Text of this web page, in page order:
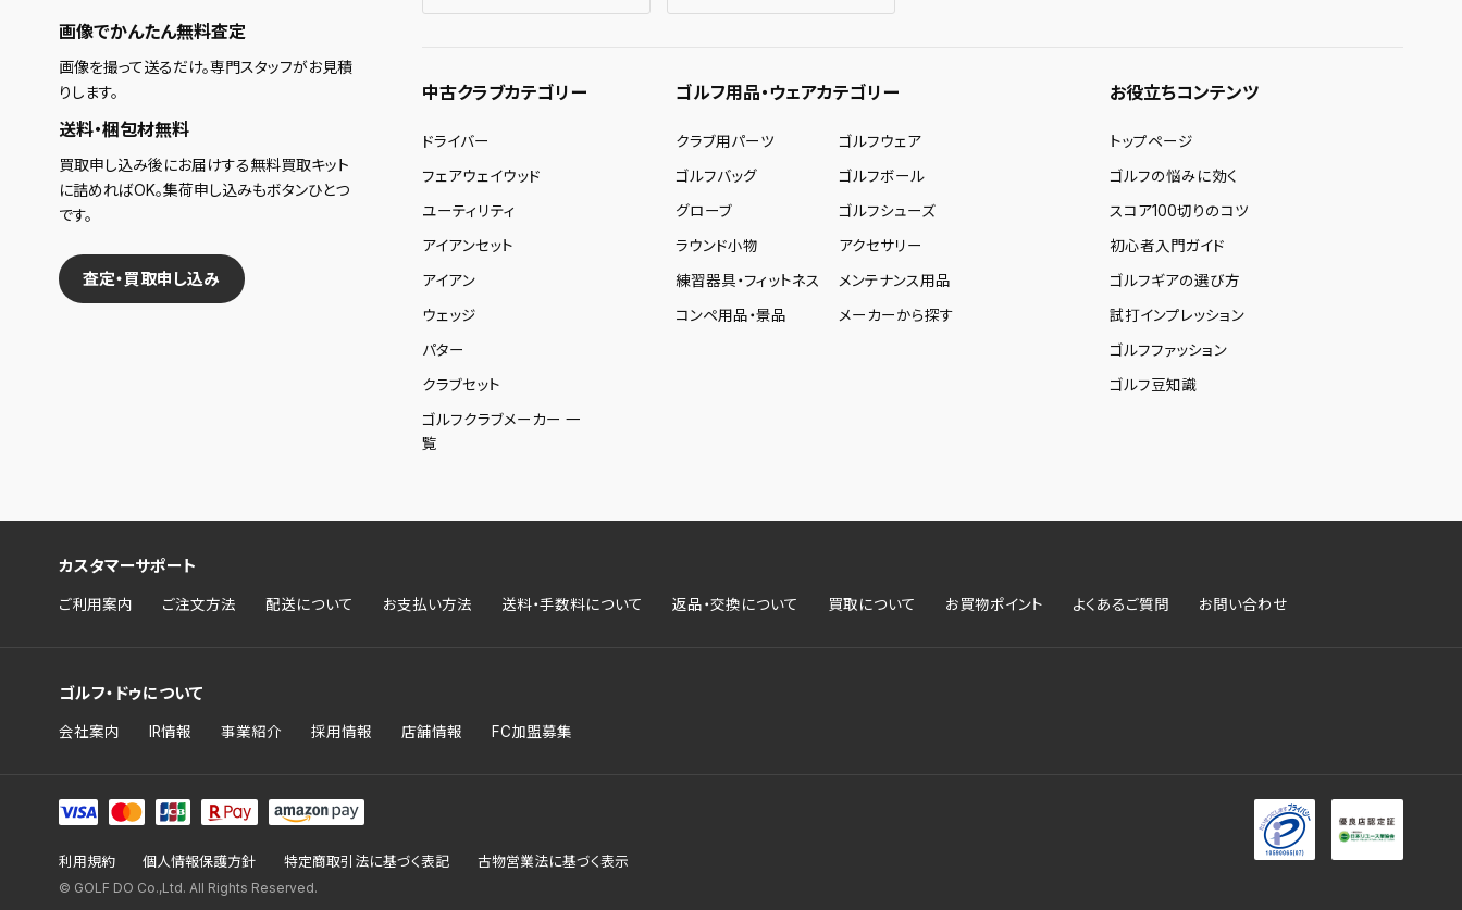
画像でかんたん無料査定
画像を撮って送るだけ。専門スタッフがお見積
りします。
送料・梱包材無料
買取申し込み後にお届けする無料買取キット
に詰めればOK。集荷申し込みもボタンひとつ
です。
査定・買取申し込み
中古クラブカテゴリー
ドライバー
フェアウェイウッド
ユーティリティ
アイアンセット
アイアン
ウェッジ
パター
クラブセット
ゴルフクラブメーカー 一
覧
ゴルフ用品・ウェアカテゴリー
クラブ用パーツ
ゴルフウェア
ゴルフバッグ
ゴルフボール
グローブ
ゴルフシューズ
ラウンド小物
アクセサリー
練習器具・フィットネス
メンテナンス用品
コンペ用品・景品
メーカーから探す
お役立ちコンテンツ
トップページ
ゴルフの悩みに効く
スコア100切りのコツ
初心者入門ガイド
ゴルフギアの選び方
試打インプレッション
ゴルフファッション
ゴルフ豆知識
カスタマーサポート
ご利用案内 ご注文方法 配送について お支払い方法 送料・手数料について 返品・交換について 買取について お買物ポイント よくあるご質問 お問い合わせ
ゴルフ・ドゥについて
会社案内 IR情報 事業紹介 採用情報 店舗情報 FC加盟募集
利用規約 個人情報保護方針 特定商取引法に基づく表記
古物営業法に基づく表示
© GOLF DO Co.,Ltd. All Rights Reserved.